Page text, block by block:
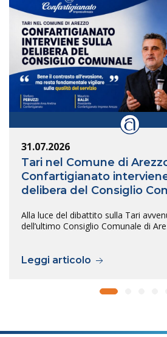
31.07.2026
Tari nel Comune di
Confartigianato
delibera del Consiglio
Alla luce del dibattito sulla Tari
dell’ultimo Consiglio Comunale di
Leggi articolo